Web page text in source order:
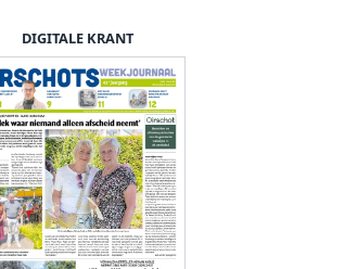
DIGITALE KRANT